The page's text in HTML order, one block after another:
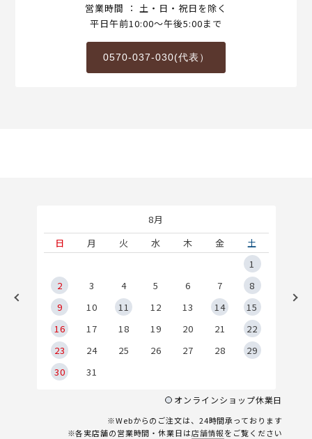
営業時間 ： 土・日・祝日を除く
平日午前10:00～午後5:00まで
0570-037-030(代表）
8月
日
月 火 水 木 金
土
1
2
3 4 5 6 7
8
9
10 11 12 13 14
15
16
17 18 19 20 21
22
23
24 25 26 27 28
29
30
31
オンラインショップ休業日
※Webからのご注文は、24時間承っております
※各実店舗の営業時間・休業日は店舗情報をご覧ください